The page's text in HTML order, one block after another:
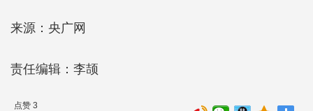
来源：央广网
责任编辑：李颉
点赞 3